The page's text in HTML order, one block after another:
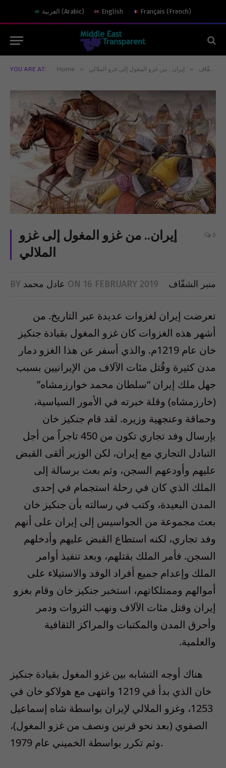
العربية (Arabic) English Français (French)
YOU ARE AT: Home » منبر الشفّاف » إيران.. من غزو المغول إلى غزو الملالي
إيران.. من غزو المغول إلى غزو
الملالي
0
BY عادل محمد ON 16 FEBRUARY 2019 منبر الشفّاف
تعرضت إيران لغزوات عديدة عبر التاريخ. من
أشهر هذه الغزوات كان غزو المغول بقيادة جنكيز
خان عام 1219م. والذي أسفر عن هذا الغزو دمار
مدن كثيرة وقُتل مئات الآلاف من الإيرانيين بسبب
جهل ملك إيران “سلطان محمد خوارزمشاه”
(خارزمشاه) وقلة خبرته في الأمور السياسية،
وحماقة وعنجهية وزيره. لقد قام جنكيز خان
بإرسال وفد تجاري تكون من 450 تاجراً من أجل
التبادل التجاري مع إيران، لكن الوزير ألقى القبض
عليهم وأودعهم السجن، وثم بعث برسالة إلى
الملك الذي كان في رحلة استجمام في إحدى
المدن البعيدة، وكتب في رسالته بأن جنكيز خان
بعث مجموعة من الجواسيس إلى إيران على أنهم
وفد تجاري، لكنه استطاع القبض عليهم وأدخلهم
السجن. فأمر الملك بقتلهم، وبعد تنفيذ أوامر
الملك وإعدام جميع أفراد الوفد والاستيلاء على
أموالهم وممتلكاتهم، استخبر جنكيز خان وقام بغزو
إيران وقتل مئات الآلاف ونهب الثروات ودمر
وأحرق المدن والمكتبات والمراكز الثقافية
والعلمية.
هناك أوجه التشابه بين غزو المغول بقيادة جنكيز
خان الذي بدأ في 1219 وانتهى مع هولاكو خان في
1253، وغزو الملالي لإيران بواسطة شاه إسماعيل
الصفوي (بعد نحو قرنين ونصف من غزو المغول)،
وثم تكرر بواسطة الخميني عام 1979.